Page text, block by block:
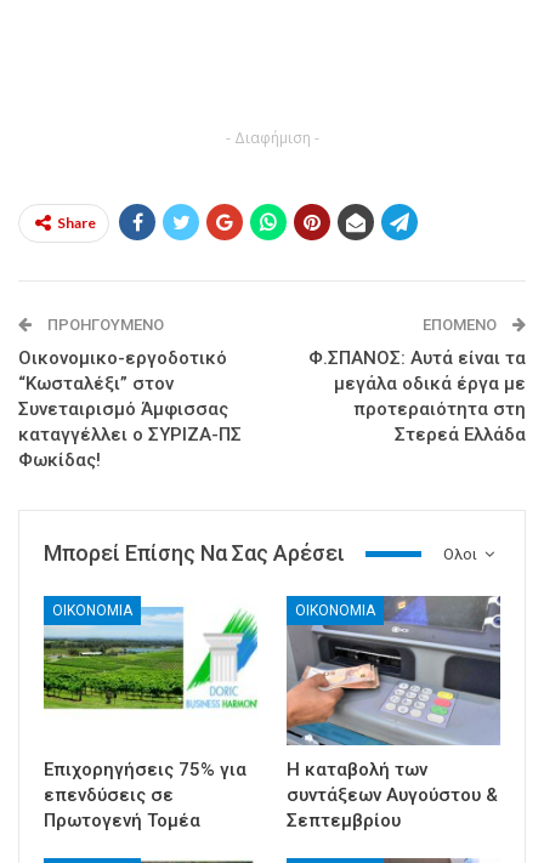
- Διαφήμιση -
Share
ΠΡΟΗΓΟΎΜΕΝΟ
Οικονομικο-εργοδοτικό
“Kωσταλέξι” στον
Συνεταιρισμό Άμφισσας
καταγγέλλει ο ΣΥΡΙΖΑ-ΠΣ
Φωκίδας!
ΕΠΌΜΕΝΟ
Φ.ΣΠΑΝΟΣ: Αυτά είναι τα
μεγάλα οδικά έργα με
προτεραιότητα στη
Στερεά Ελλάδα
Ολοι
Μπορεί Επίσης Να Σας Αρέσει
ΟΙΚΟΝΟΜΙΑ
Επιχορηγήσεις 75% για
επενδύσεις σε
Πρωτογενή Τομέα
ΟΙΚΟΝΟΜΙΑ
Η καταβολή των
συντάξεων Αυγούστου &
Σεπτεμβρίου